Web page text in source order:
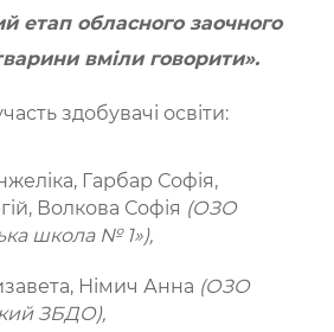
етап обласного заочного
вміли говорити».
здобувачі освіти:
Гарбар Софія,
Волкова Софія (ОЗО
школа № 1»),
Німич Анна (ОЗО
ЗБДО),